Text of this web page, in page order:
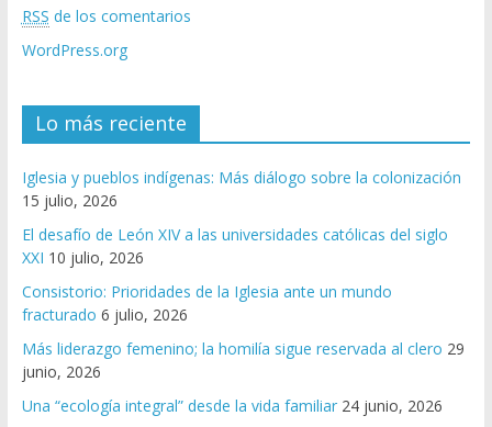
RSS de los comentarios
WordPress.org
Lo más reciente
Iglesia y pueblos indígenas: Más diálogo sobre la colonización
15 julio, 2026
El desafío de León XIV a las universidades católicas del siglo
XXI 10 julio, 2026
Consistorio: Prioridades de la Iglesia ante un mundo
fracturado 6 julio, 2026
Más liderazgo femenino; la homilía sigue reservada al clero 29
junio, 2026
Una “ecología integral” desde la vida familiar 24 junio, 2026